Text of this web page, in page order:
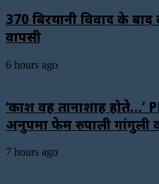
₹370 बिरयानी विवाद के
वापसी
6 hours ago
‘काश वह तानाशाह होते…’
अनुपमा फेम रुपाली गांगुली
7 hours ago